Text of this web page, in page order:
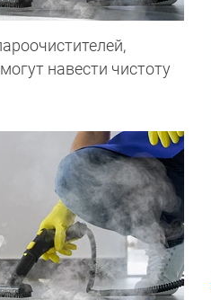
навести чистоту